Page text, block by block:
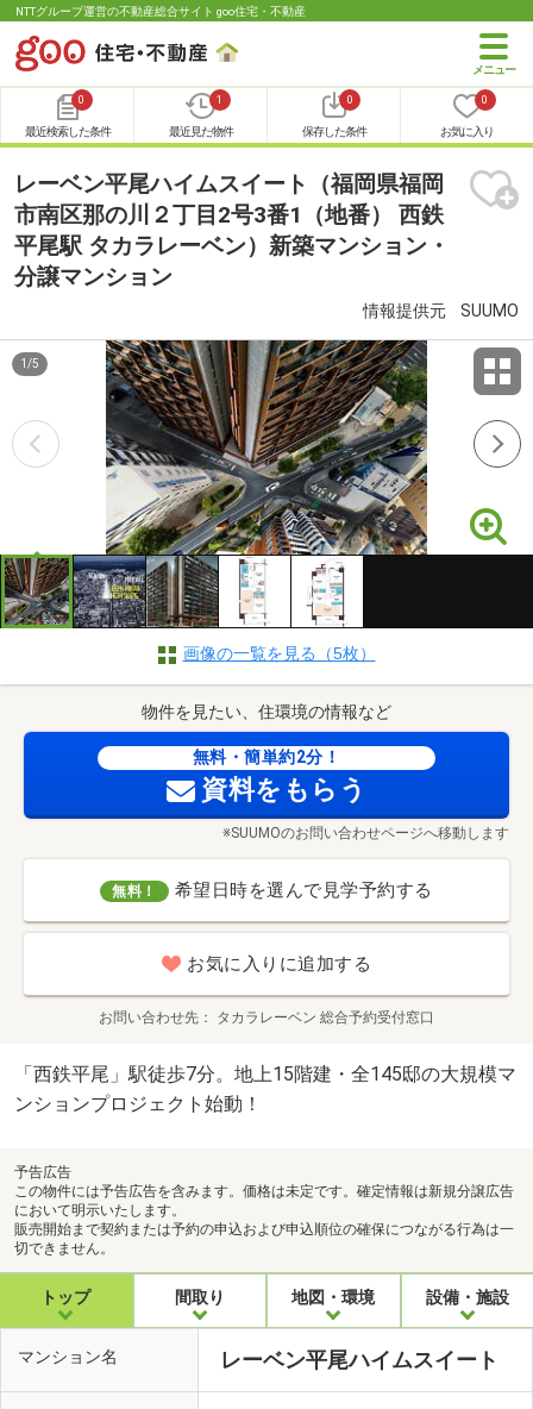
NTTグループ運営の不動産総合サイト goo住宅・不動産
0
最近検索した条件
1
最近見た物件
0
保存した条件
0
お気に入り
レーベン平尾ハイムスイート（福岡県福岡
市南区那の川２丁目2号3番1（地番） 西鉄
平尾駅 タカラレーベン）新築マンション・
分譲マンション
情報提供元 SUUMO
1 /5
画像の一覧を見る（5枚）
物件を見たい、住環境の情報など
無料・簡単約2分！
資料をもらう
※SUUMOのお問い合わせページへ移動します
無料！ 希望日時を選んで見学予約する
お気に入りに追加する
お問い合わせ先 タカラレーベン 総合予約受付窓口
「西鉄平尾」駅徒歩7分。地上15階建・全145邸の大規模マ
ンションプロジェクト始動！
予告広告
この物件には予告広告を含みます。価格は未定です。確定情報は新規分譲広告
において明示いたします。
販売開始まで契約または予約の申込および申込順位の確保につながる行為は一
切できません。
トップ 間取り 地図・環境 設備・施設
マンション名 レーベン平尾ハイムスイート